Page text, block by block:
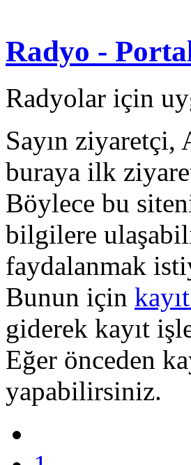
Radyo -
Radyolar için
Sayın ziyaretçi,
buraya ilk
Böylece bu
bilgilere
faydalanmak
Bunun için
giderek kayıt
Eğer önceden
yapabilirsiniz.